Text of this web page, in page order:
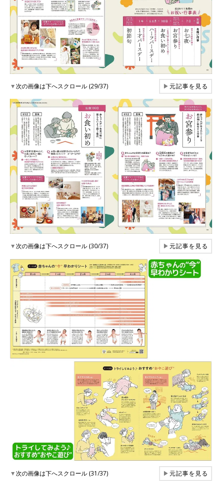
▼次の画像は下へスクロール (29/37) ▶元記事を見る
▼次の画像は下へスクロール (30/37) ▶元記事を見る
▼次の画像は下へスクロール (31/37) ▶元記事を見る